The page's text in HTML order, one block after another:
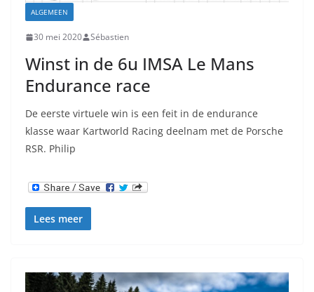
ALGEMEEN
30 mei 2020 Sébastien
Winst in de 6u IMSA Le Mans
Endurance race
De eerste virtuele win is een feit in de endurance
klasse waar Kartworld Racing deelnam met de Porsche
RSR. Philip
Lees meer